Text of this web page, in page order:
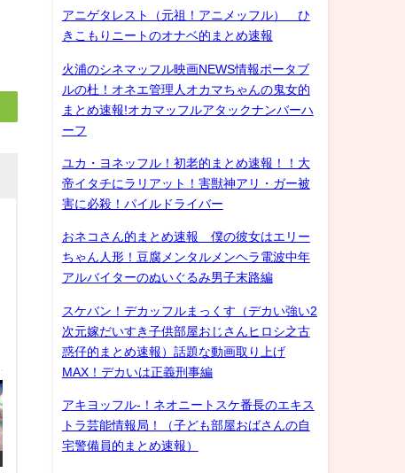
アニゲタレスト（元祖！アニメッフル） ひ
きこもりニートのオナベ的まとめ速報
火浦のシネマッフル映画NEWS情報ポータブ
ルの杜！オネエ管理人オカマちゃんの鬼女的
まとめ速報!オカマッフルアタックナンバーハ
ーフ
ユカ・ヨネッフル！初老的まとめ速報！！大
帝イタチにラリアット！害獣神アリ・ガー被
害に必殺！パイルドライバー
おネコさん的まとめ速報 僕の彼女はエリー
ちゃん人形！豆腐メンタルメンヘラ電波中年
アルバイターのぬいぐるみ男子末路編
スケバン！デカッフルまっくす（デカい強い2
次元嫁だいすき子供部屋おじさんヒロシ之古
惑仔的まとめ速報）話題な動画取り上げ
MAX！デカいは正義刑事編
アキヨッフル-！ネオニートスケ番長のエキス
トラ芸能情報局！（子ども部屋おばさんの自
宅警備員的まとめ速報）